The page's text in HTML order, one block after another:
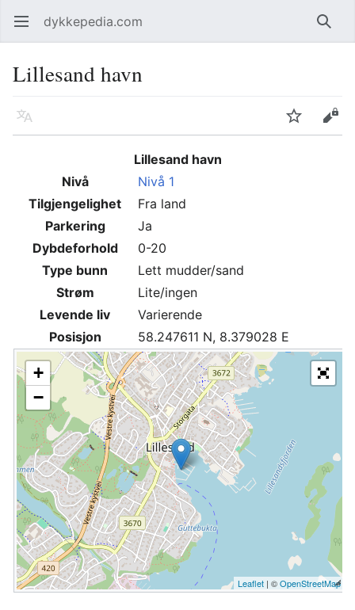
Åpne hovedmenyen dykkepedia.com Søk
Lillesand havn
Språk Overvåk Rediger
Lillesand havn
Nivå
Nivå 1
Tilgjengelighet
Fra land
Parkering
Ja
Dybdeforhold
0-20
Type bunn
Lett mudder/sand
Strøm
Lite/ingen
Levende liv
Varierende
Posisjon
58.247611 N, 8.379028 E
+
−
Leaflet | ©OpenStreetMap